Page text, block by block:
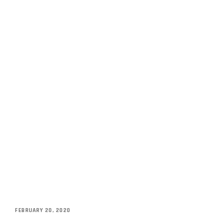
FEBRUARY 20, 2020